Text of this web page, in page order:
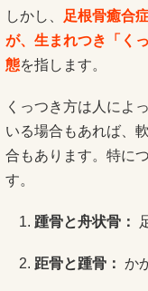
しかし、
足根骨癒合
が、生まれつき「く
態を指します。
くっつき方は人によ
いる場合もあれば、
合もあります。特に
す。
踵骨と舟状骨：
距骨と踵骨： か